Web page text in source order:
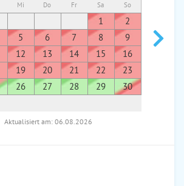
Mi Do Fr Sa So
1
2
5 6 7 8
9
12 13 14 15
16
19 20 21 22
23
26 27 28 29
30
7
Aktualisiert am: 06.08.2026